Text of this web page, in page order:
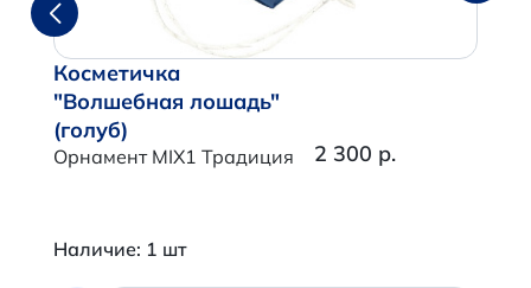
Косметичка
"Волшебная лошадь"
(голуб)
Орнамент MIX1 Традиция 2 300 р.
Наличие: 1 шт